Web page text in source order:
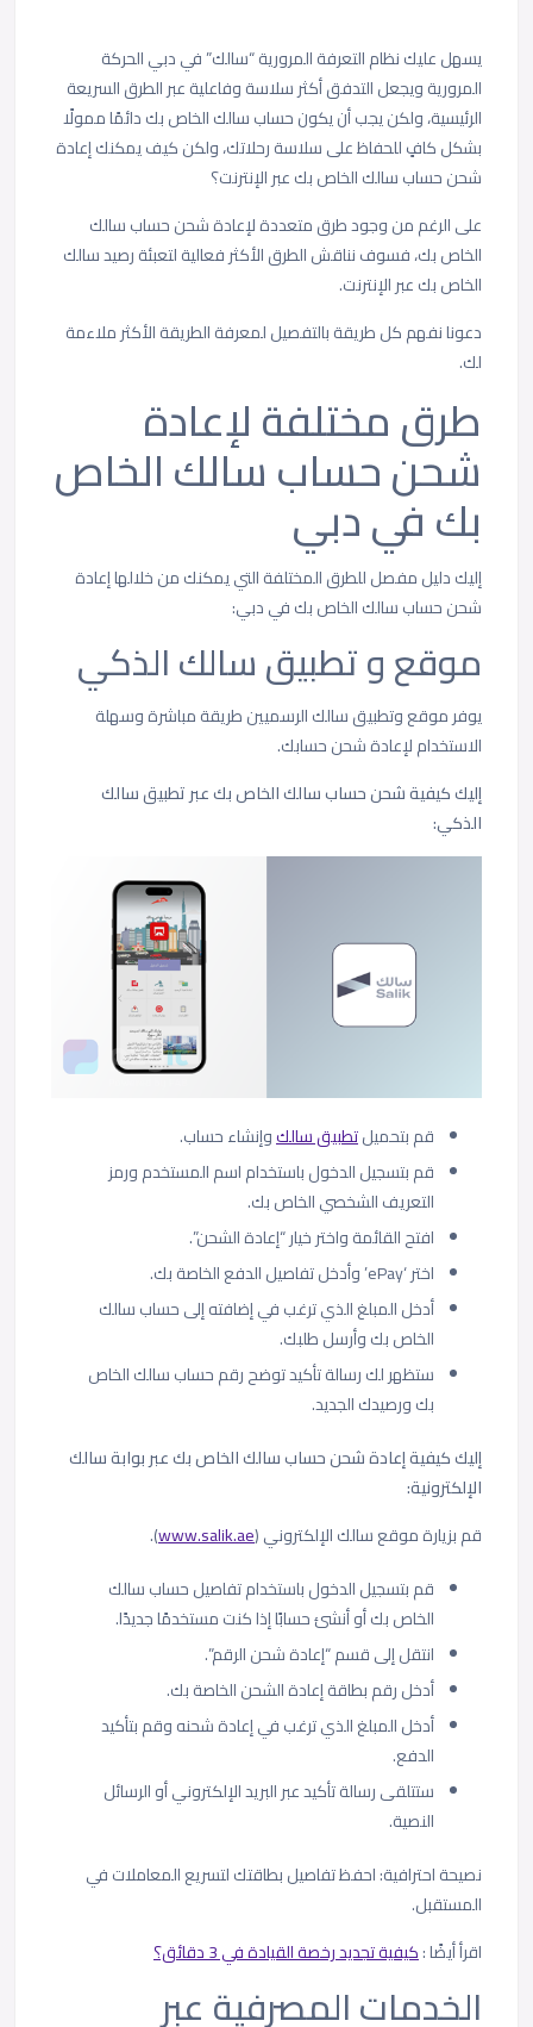
يسهل عليك نظام التعرفة المرورية “سالك” في دبي الحركة
المرورية ويجعل التدفق أكثر سلاسة وفاعلية عبر الطرق السريعة
الرئيسية، ولكن يجب أن يكون حساب سالك الخاص بك دائمًا ممولًا
بشكل كافٍ للحفاظ على سلاسة رحلاتك، ولكن كيف يمكنك إعادة
شحن حساب سالك الخاص بك عبر الإنترنت؟
على الرغم من وجود طرق متعددة لإعادة شحن حساب سالك
الخاص بك، فسوف نناقش الطرق الأكثر فعالية لتعبئة رصيد سالك
الخاص بك عبر الإنترنت.
دعونا نفهم كل طريقة بالتفصيل لمعرفة الطريقة الأكثر ملاءمة
لك.
طرق مختلفة لإعادة
شحن حساب سالك الخاص
بك في دبي
إليك دليل مفصل للطرق المختلفة التي يمكنك من خلالها إعادة
شحن حساب سالك الخاص بك في دبي:
موقع و تطبيق سالك الذكي
يوفر موقع وتطبيق سالك الرسميين طريقة مباشرة وسهلة
الاستخدام لإعادة شحن حسابك.
إليك كيفية شحن حساب سالك الخاص بك عبر تطبيق سالك
الذكي:
قم بتحميلتطبيق سالكوإنشاء حساب.
قم بتسجيل الدخول باستخدام اسم المستخدم ورمز
التعريف الشخصي الخاص بك.
افتح القائمة واختر خيار “إعادة الشحن”.
اختر‘ePay’
وأدخل تفاصيل الدفع الخاصة بك.
أدخل المبلغ الذي ترغب في إضافته إلى حساب سالك
الخاص بك وأرسل طلبك.
ستظهر لك رسالة تأكيد توضح رقم حساب سالك الخاص
بك ورصيدك الجديد.
إليك كيفية إعادة شحن حساب سالك الخاص بك عبر بوابة سالك
الإلكترونية:
قم بزيارة موقع سالك الإلكتروني (www.salik.ae
).
قم بتسجيل الدخول باستخدام تفاصيل حساب سالك
الخاص بك أو أنشئ حسابًا إذا كنت مستخدمًا جديدًا.
انتقل إلى قسم “إعادة شحن الرقم”.
أدخل رقم بطاقة إعادة الشحن الخاصة بك.
أدخل المبلغ الذي ترغب في إعادة شحنه وقم بتأكيد
الدفع.
ستتلقى رسالة تأكيد عبر البريد الإلكتروني أو الرسائل
النصية.
نصيحة احترافية: احفظ تفاصيل بطاقتك لتسريع المعاملات في
المستقبل.
اقرأأيضًا:كيفية تجديد رخصة القيادة في 3 دقائق؟
الخدمات المصرفية عبر